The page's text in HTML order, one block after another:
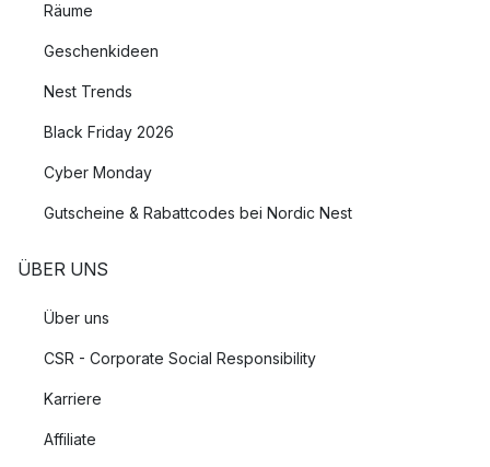
Räume
Geschenkideen
Nest Trends
Black Friday 2026
Cyber Monday
Gutscheine & Rabattcodes bei Nordic Nest
ÜBER UNS
Über uns
CSR - Corporate Social Responsibility
Karriere
Affiliate